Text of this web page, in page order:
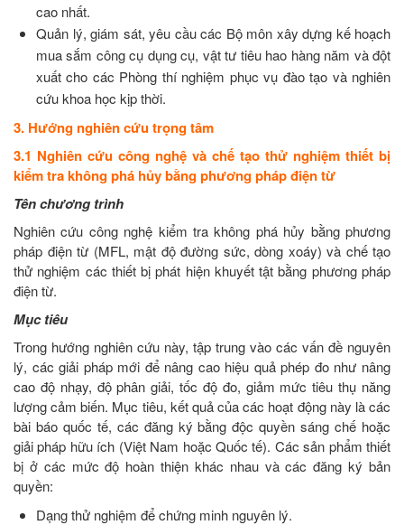
cao nhất.
Quản lý, giám sát, yêu cầu các Bộ môn xây dựng kế hoạch
mua sắm công cụ dụng cụ, vật tư tiêu hao hàng năm và đột
xuất cho các Phòng thí nghiệm phục vụ đào tạo và nghiên
cứu khoa học kịp thời.
3. Hướng nghiên cứu trọng tâm
3.1 Nghiên cứu công nghệ và chế tạo thử nghiệm thiết bị
kiểm tra không phá hủy bằng phương pháp điện từ
Tên chương trình
Nghiên cứu công nghệ kiểm tra không phá hủy bằng phương
pháp điện từ (MFL, mật độ đường sức, dòng xoáy) và chế tạo
thử nghiệm các thiết bị phát hiện khuyết tật bằng phương pháp
điện từ.
Mục tiêu
Trong hướng nghiên cứu này, tập trung vào các vấn đề nguyên
lý, các giải pháp mới để nâng cao hiệu quả phép đo như nâng
cao độ nhạy, độ phân giải, tốc độ đo, giảm mức tiêu thụ năng
lượng cảm biến. Mục tiêu, kết quả của các hoạt động này là các
bài báo quốc tế, các đăng ký bằng độc quyền sáng chế hoặc
giải pháp hữu ích (Việt Nam hoặc Quốc tế). Các sản phẩm thiết
bị ở các mức độ hoàn thiện khác nhau và các đăng ký bản
quyền:
Dạng thử nghiệm để chứng minh nguyên lý.